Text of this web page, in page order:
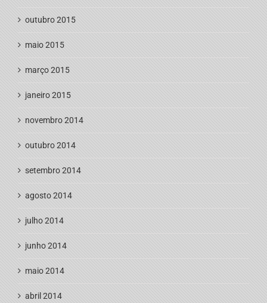
outubro 2015
maio 2015
março 2015
janeiro 2015
novembro 2014
outubro 2014
setembro 2014
agosto 2014
julho 2014
junho 2014
maio 2014
abril 2014